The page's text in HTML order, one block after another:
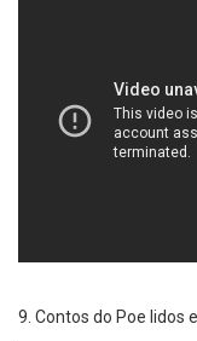
Contos do Poe lidos